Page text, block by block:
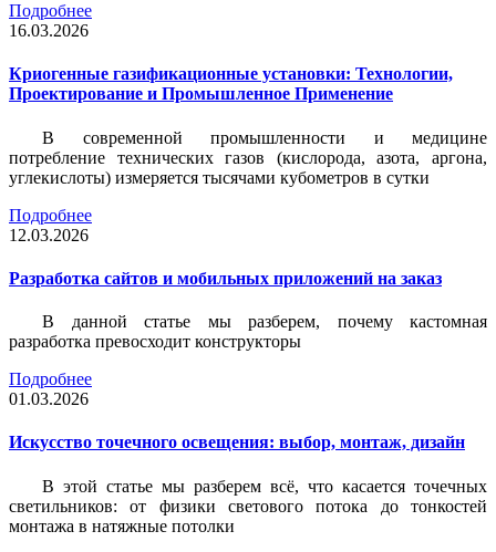
Подробнее
16.03.2026
Криогенные газификационные установки: Технологии,
Проектирование и Промышленное Применение
В современной промышленности и медицине
потребление технических газов (кислорода, азота, аргона,
углекислоты) измеряется тысячами кубометров в сутки
Подробнее
12.03.2026
Разработка сайтов и мобильных приложений на заказ
В данной статье мы разберем, почему кастомная
разработка превосходит конструкторы
Подробнее
01.03.2026
Искусство точечного освещения: выбор, монтаж, дизайн
В этой статье мы разберем всё, что касается точечных
светильников: от физики светового потока до тонкостей
монтажа в натяжные потолки